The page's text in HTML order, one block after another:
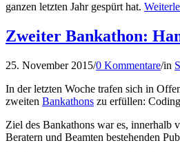
ganzen letzten Jahr gespürt hat.
Zweiter Bankathon:
25. November 2015/0 Kommentare/in
In der letzten Woche trafen sich in
zweiten Bankathons zu erfüllen:
Ziel des Bankathons war es, innerhalb
Beratern und Beamten bestehenden